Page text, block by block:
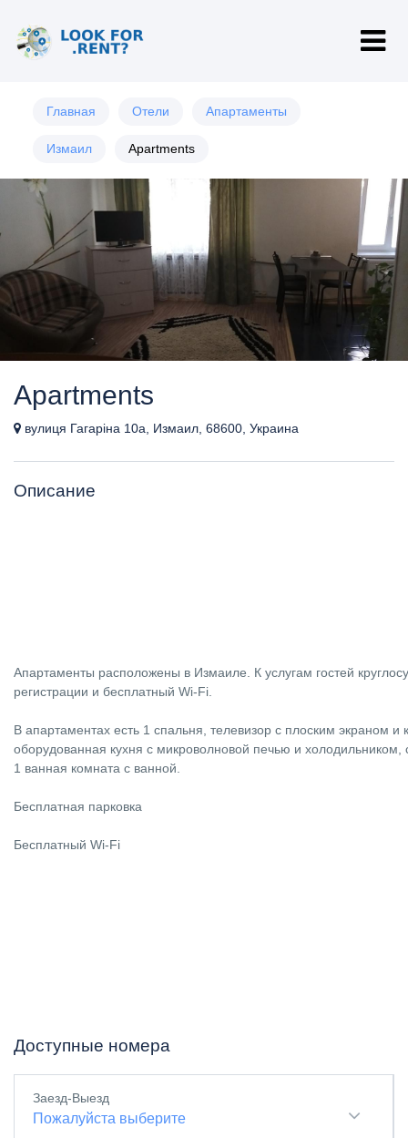
Главная Отели Апартаменты
Измаил Apartments
Apartments
вулиця Гагаріна 10а, Измаил, 68600, Украина
Описание
Апартаменты расположены в Измаиле. К услугам гостей
регистрации и бесплатный Wi-Fi.
В апартаментах есть 1 спальня, телевизор с плоским экраном
оборудованная кухня с микроволновой печью и
1 ванная комната с ванной.
Бесплатная парковка
Бесплатный Wi-Fi
Доступные номера
Заезд-Выезд
Пожалуйста выберите